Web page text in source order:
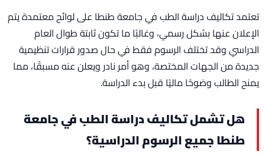
تعتمد تكاليف دراسة الطب في جامعة طنطا على لوائح معتمدة يتم
الإعلان عنها بشكل رسمي، وغالبًا ما تكون ثابتة طوال العام
الدراسي وقد تختلف الرسوم فقط في حال صدور قرارات تنظيمية
جديدة من الجهات المختصة، وهو أمر نادر ويعلن عنه مسبقًا، مما
يمنح الطالب وضوحًا ماليًا قبل بدء الدراسة.
هل تشمل تكاليف دراسة الطب في جامعة
طنطا جميع الرسوم الدراسية؟